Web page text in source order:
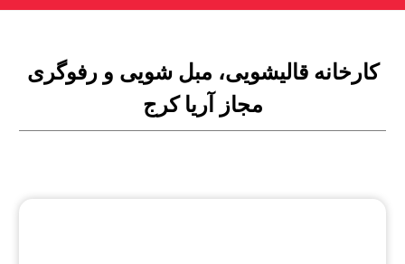
کارخانه قالیشویی، مبل شویی و رفوگری
مجاز آریا کرج